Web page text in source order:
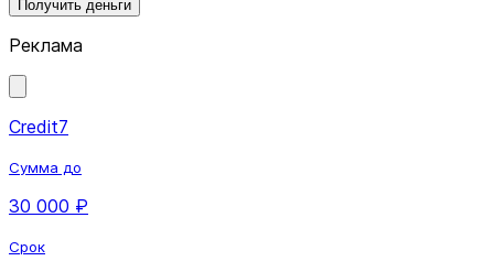
Получить деньги
Реклама
Credit7
Сумма до
30 000 ₽
Срок